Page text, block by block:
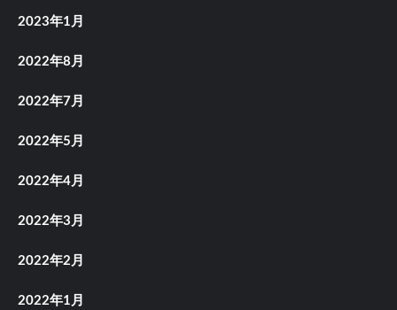
2023年1月
2022年8月
2022年7月
2022年5月
2022年4月
2022年3月
2022年2月
2022年1月